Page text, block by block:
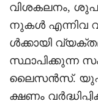
വിശകലനം,
നുകൾ എന്നിവ
ൾക്കായി
സ്ഥാപിക്കുന്ന
ലൈസൻസ്.
ക്ഷണം